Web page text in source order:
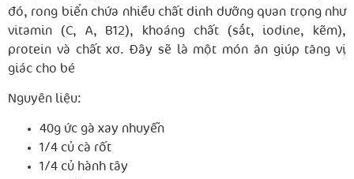
đó, rong biển chứa nhiều chất dinh dưỡng quan trọng như
vitamin (C, A, B12), khoáng chất (sắt, iodine, kẽm),
protein và chất xơ. Đây sẽ là một món ăn giúp tăng vị
giác cho bé
Nguyên liệu:
40g ức gà xay nhuyễn
1/4 củ cà rốt
1/4 củ hành tây